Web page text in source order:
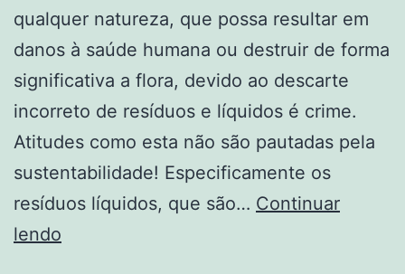
qualquer natureza, que possa resultar em
danos à saúde humana ou destruir de forma
significativa a flora, devido ao descarte
incorreto de resíduos e líquidos é crime.
Atitudes como esta não são pautadas pela
sustentabilidade! Especificamente os
resíduos líquidos, que são… Continuar
lendo